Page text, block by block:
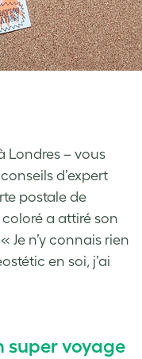
Londres – vous
d’expert
postale de
a attiré son
Je n’y connais rien
en soi, j’ai
super voyage